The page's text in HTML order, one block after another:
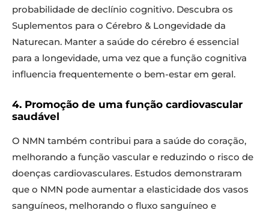
probabilidade de declínio cognitivo. Descubra os
Suplementos para o Cérebro & Longevidade da
Naturecan. Manter a saúde do cérebro é essencial
para a longevidade, uma vez que a função cognitiva
influencia frequentemente o bem-estar em geral.
4. Promoção de uma função cardiovascular
saudável
O NMN também contribui para a saúde do coração,
melhorando a função vascular e reduzindo o risco de
doenças cardiovasculares. Estudos demonstraram
que o NMN pode aumentar a elasticidade dos vasos
sanguíneos, melhorando o fluxo sanguíneo e